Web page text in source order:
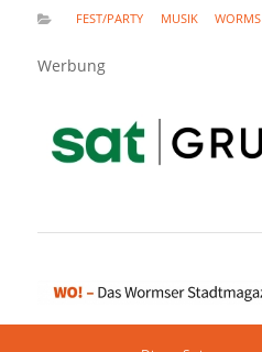
FEST/PARTY MUSIK WORMS
Werbung